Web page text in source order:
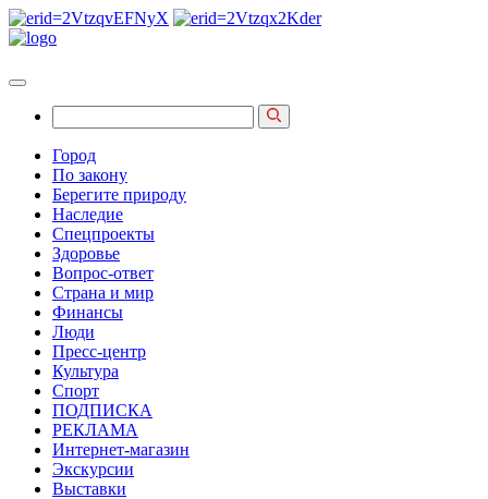
Город
По закону
Берегите природу
Наследие
Спецпроекты
Здоровье
Вопрос-ответ
Страна и мир
Финансы
Люди
Пресс-центр
Культура
Спорт
ПОДПИСКА
РЕКЛАМА
Интернет-магазин
Экскурсии
Выставки